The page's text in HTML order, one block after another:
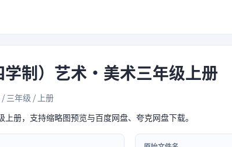
学制）艺术·美术三年级上册
三年级 / 上册
册，支持缩略图预览与百度网盘、夸克网盘下载。